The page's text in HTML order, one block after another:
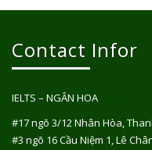
Contact Infor
IELTS – NGÂN HOA
#17 ngõ 3/12 Nhân Hòa,
#3 ngõ 16 Cầu Niệm 1, Lê